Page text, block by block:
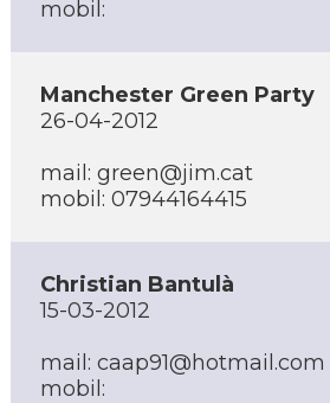
mobil:
Manchester Green Party
26-04-2012
mail: green@jim.cat
mobil: 07944164415
Christian Bantulà
15-03-2012
mail: caap91@hotmail.com
mobil: